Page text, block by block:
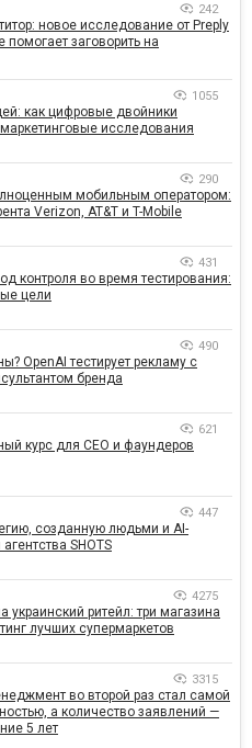
242
новое исследование от Preply
помогает заговорить на
1055
как цифровые двойники
исследования
290
мобильным оператором:
Verizon, AT&T и T-Mobile
431
контроля во время тестирования:
цели
490
OpenAI тестирует рекламу с
бренда
621
курс для CEO и фаундеров
447
созданную людьми и AI-
SHOTS
4275
украинский ритейл: три магазина
лучших супермаркетов
3315
во второй раз стал самой
а количество заявлений —
5 лет